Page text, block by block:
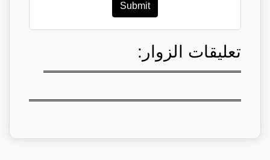
Submit
تعليقات الزوار: